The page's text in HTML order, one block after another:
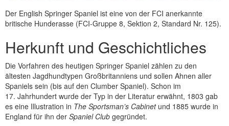
Der English Springer Spaniel ist eine von der FCI anerkannte
britische Hunderasse (FCI-Gruppe 8, Sektion 2, Standard Nr. 125).
Herkunft und Geschichtliches
Die Vorfahren des heutigen Springer Spaniel zählen zu den
ältesten Jagdhundtypen Großbritanniens und sollen Ahnen aller
Spaniels sein (bis auf den Clumber Spaniel). Schon im
17. Jahrhundert wurde der Typ in der Literatur erwähnt, 1803 gab
es eine Illustration in The Sportsman’s Cabinetund 1885 wurde in
England für ihn der Spaniel Club gegründet.